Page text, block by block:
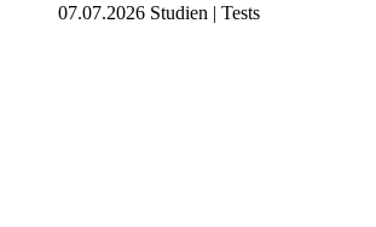
07.07.2026 Studien | Tests